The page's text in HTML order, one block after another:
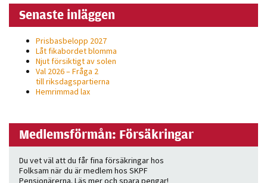
Senaste inläggen
Prisbasbelopp 2027
Låt fikabordet blomma
Njut försiktigt av solen
Val 2026 – Fråga 2
till riksdagspartierna
Hemrimmad lax
Medlemsförmån: Försäkringar
Du vet väl att du får fina försäkringar hos
Folksam när du är medlem hos SKPF
Pensionärerna. Läs mer och spara pengar!